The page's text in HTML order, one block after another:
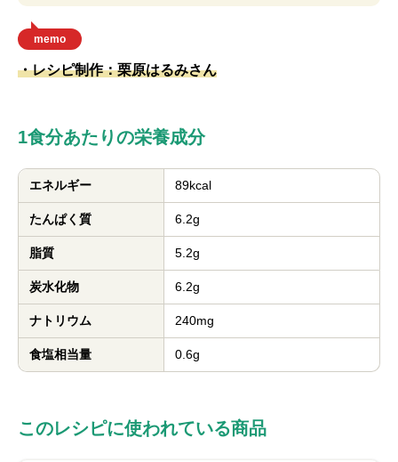
memo
・レシピ制作：栗原はるみさん
1食分あたりの栄養成分
エネルギー 89kcal
たんぱく質 6.2g
脂質 5.2g
炭水化物 6.2g
ナトリウム 240mg
食塩相当量 0.6g
このレシピに使われている商品